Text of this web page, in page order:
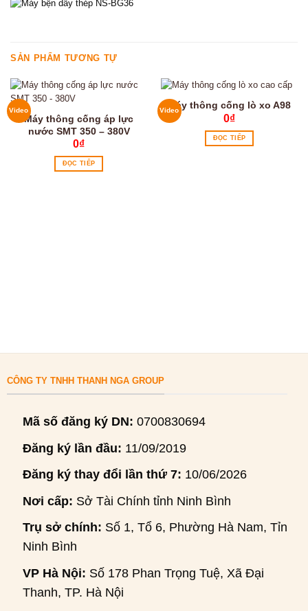
SẢN PHẨM TƯƠNG TỰ
Video
Máy thông cống áp lực
nước SMT 350 – 380V
0₫
ĐỌC TIẾP
VideoMáy thông cống lò xo A98
0₫
ĐỌC TIẾP
CÔNG TY TNHH THANH NGA GROUP
Mã số đăng ký DN: 0700830694
Đăng ký lần đầu: 11/09/2019
Đăng ký thay đổi lần thứ 7: 10/06/2026
Nơi cấp: Sở Tài Chính tỉnh Ninh Bình
Trụ sở chính: Số 1, Tổ 6, Phường Hà Nam, Tỉnh
Ninh Bình
VP Hà Nội: Số 178 Phan Trọng Tuệ, Xã Đại
Thanh, TP. Hà Nội